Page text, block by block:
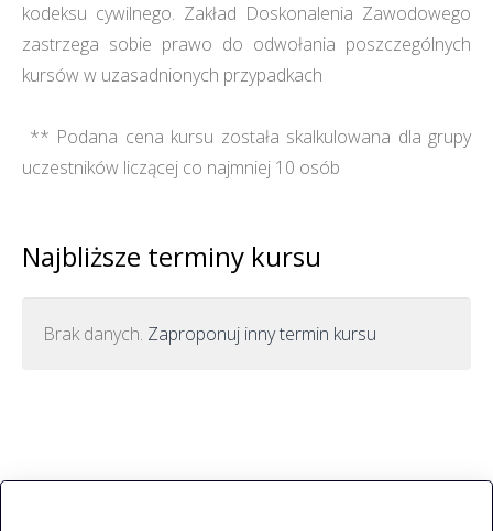
kodeksu cywilnego. Zakład Doskonalenia Zawodowego
zastrzega sobie prawo do odwołania poszczególnych
kursów w uzasadnionych przypadkach
** Podana cena kursu została skalkulowana dla grupy
uczestników liczącej co najmniej 10 osób
Najbliższe terminy kursu
Brak danych. Zaproponuj inny termin kursu